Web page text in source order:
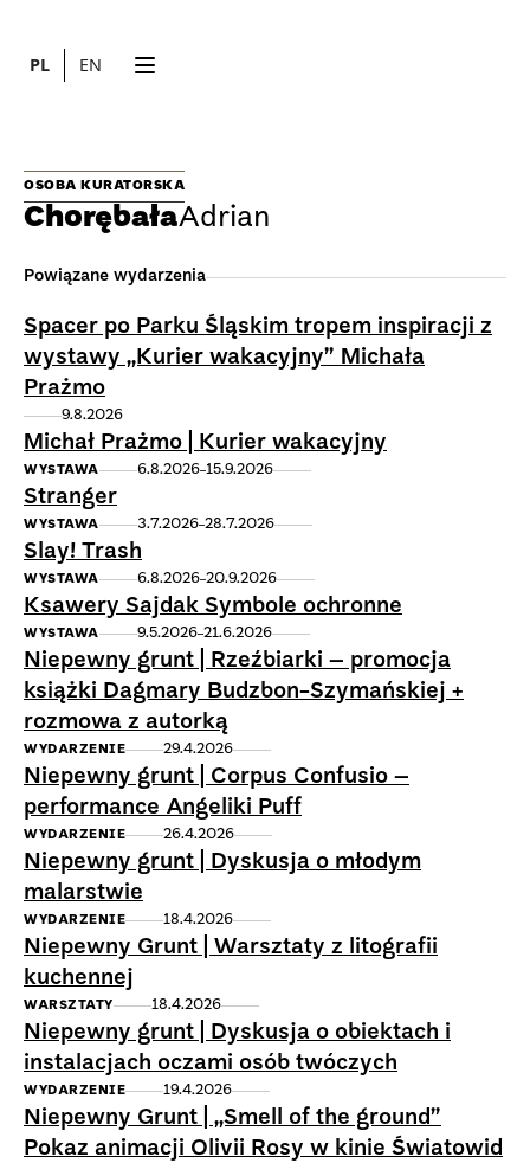
PL EN
OSOBA KURATORSKA
ChorębałaAdrian
Powiązane wydarzenia
Spacer po Parku Śląskim tropem inspiracji z
wystawy „Kurier wakacyjny” Michała
Prażmo
9.8.2026
Michał Prażmo | Kurier wakacyjny
WYSTAWA 6.8.2026 15.9.2026
Stranger
WYSTAWA 3.7.2026 28.7.2026
Slay! Trash
WYSTAWA 6.8.2026 20.9.2026
Ksawery Sajdak Symbole ochronne
WYSTAWA 9.5.2026 21.6.2026
Niepewny grunt | Rzeźbiarki – promocja
książki Dagmary Budzbon-Szymańskiej +
rozmowa z autorką
WYDARZENIE 29.4.2026
Niepewny grunt | Corpus Confusio –
performance Angeliki Puff
WYDARZENIE 26.4.2026
Niepewny grunt | Dyskusja o młodym
malarstwie
WYDARZENIE 18.4.2026
Niepewny Grunt | Warsztaty z litografii
kuchennej
WARSZTATY 18.4.2026
Niepewny grunt | Dyskusja o obiektach i
instalacjach oczami osób twóczych
WYDARZENIE 19.4.2026
Niepewny Grunt | „Smell of the ground”
Pokaz animacji Olivii Rosy w kinie Światowid